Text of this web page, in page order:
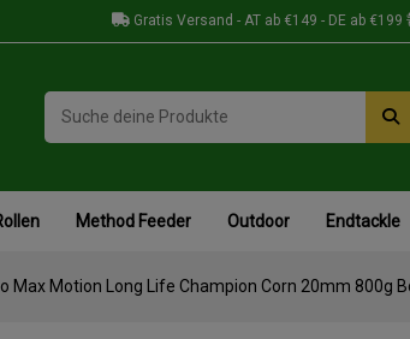
Gratis Versand - AT ab €149 - DE ab €199
Method Feeder Outdoor Endtackle
Max Motion Long Life Champion Corn 20mm 800g